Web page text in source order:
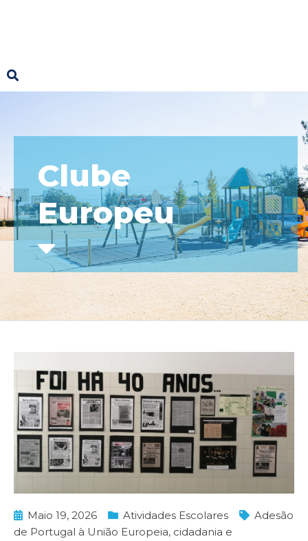
Clube
Europeu
Maio 19, 2026 Atividades Escolares
Adesão
de Portugal à União Europeia, cidadania e